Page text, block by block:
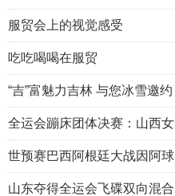
服贸会上的视觉感受
吃吃喝喝在服贸
“吉”富魅力吉林 与您冰雪邀约
全运会蹦床团体决赛：山西
世预赛巴西阿根廷大战因阿
山东夺得全运会飞碟双向混